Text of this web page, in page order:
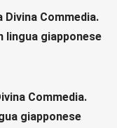
Commedia.
giapponese
Commedia.
giapponese